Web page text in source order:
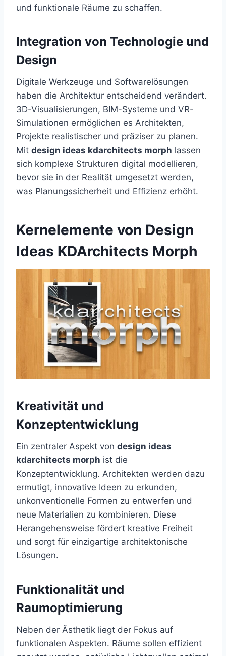
und funktionale Räume zu schaffen.
Integration von Technologie und
Design
Digitale Werkzeuge und Softwarelösungen
haben die Architektur entscheidend verändert.
3D-Visualisierungen, BIM-Systeme und VR-
Simulationen ermöglichen es Architekten,
Projekte realistischer und präziser zu planen.
Mit design ideas kdarchitects morph lassen
sich komplexe Strukturen digital modellieren,
bevor sie in der Realität umgesetzt werden,
was Planungssicherheit und Effizienz erhöht.
Kernelemente von Design
Ideas KDArchitects Morph
Kreativität und
Konzeptentwicklung
Ein zentraler Aspekt von design ideas
kdarchitects morph ist die
Konzeptentwicklung. Architekten werden dazu
ermutigt, innovative Ideen zu erkunden,
unkonventionelle Formen zu entwerfen und
neue Materialien zu kombinieren. Diese
Herangehensweise fördert kreative Freiheit
und sorgt für einzigartige architektonische
Lösungen.
Funktionalität und
Raumoptimierung
Neben der Ästhetik liegt der Fokus auf
funktionalen Aspekten. Räume sollen effizient